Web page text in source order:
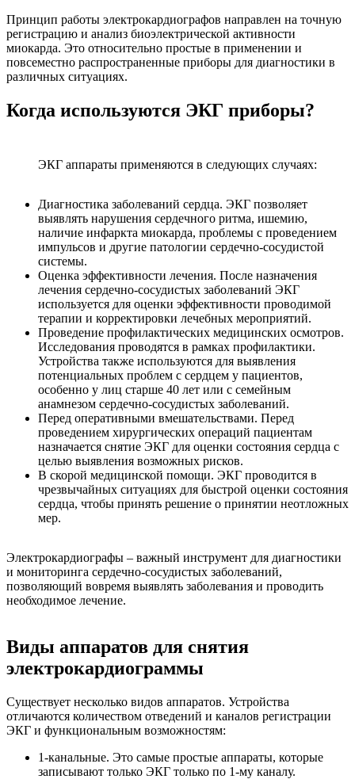
Принцип работы электрокардиографов направлен на точную
регистрацию и анализ биоэлектрической активности
миокарда. Это относительно простые в применении и
повсеместно распространенные приборы для диагностики в
различных ситуациях.
Когда используются ЭКГ приборы?
ЭКГ аппараты применяются в следующих случаях:
Диагностика заболеваний сердца. ЭКГ позволяет
выявлять нарушения сердечного ритма, ишемию,
наличие инфаркта миокарда, проблемы с проведением
импульсов и другие патологии сердечно-сосудистой
системы.
Оценка эффективности лечения. После назначения
лечения сердечно-сосудистых заболеваний ЭКГ
используется для оценки эффективности проводимой
терапии и корректировки лечебных мероприятий.
Проведение профилактических медицинских осмотров.
Исследования проводятся в рамках профилактики.
Устройства также используются для выявления
потенциальных проблем с сердцем у пациентов,
особенно у лиц старше 40 лет или с семейным
анамнезом сердечно-сосудистых заболеваний.
Перед оперативными вмешательствами. Перед
проведением хирургических операций пациентам
назначается снятие ЭКГ для оценки состояния сердца с
целью выявления возможных рисков.
В скорой медицинской помощи. ЭКГ проводится в
чрезвычайных ситуациях для быстрой оценки состояния
сердца, чтобы принять решение о принятии неотложных
мер.
Электрокардиографы – важный инструмент для диагностики
и мониторинга сердечно-сосудистых заболеваний,
позволяющий вовремя выявлять заболевания и проводить
необходимое лечение.
Виды аппаратов для снятия
электрокардиограммы
Существует несколько видов аппаратов. Устройства
отличаются количеством отведений и каналов регистрации
ЭКГ и функциональным возможностям:
1-канальные. Это самые простые аппараты, которые
записывают только ЭКГ только по 1-му каналу.